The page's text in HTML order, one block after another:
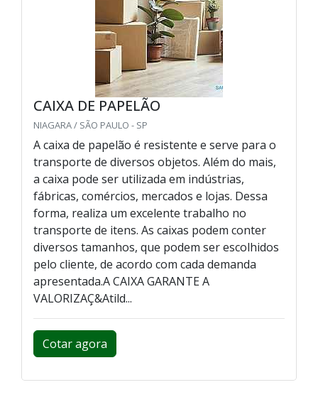
CAIXA DE PAPELÃO
NIAGARA / SÃO PAULO - SP
A caixa de papelão é resistente e serve para o
transporte de diversos objetos. Além do mais,
a caixa pode ser utilizada em indústrias,
fábricas, comércios, mercados e lojas. Dessa
forma, realiza um excelente trabalho no
transporte de itens. As caixas podem conter
diversos tamanhos, que podem ser escolhidos
pelo cliente, de acordo com cada demanda
apresentada.A CAIXA GARANTE A
VALORIZAÇ&Atild...
Cotar agora